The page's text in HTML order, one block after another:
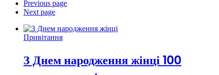
Previous page
Next page
Привітання
З Днем народження жінці 100